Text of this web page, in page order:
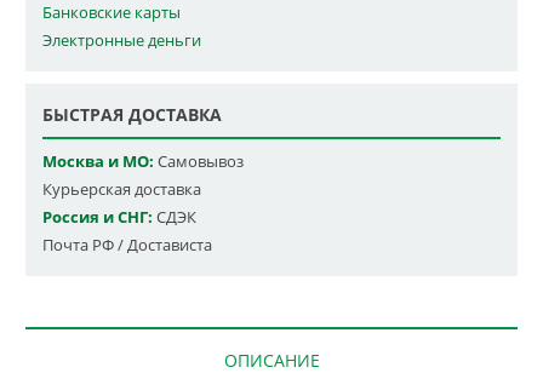
Банковские карты
Электронные деньги
БЫСТРАЯ ДОСТАВКА
Москва и МО: Самовывоз
Курьерская доставка
Россия и СНГ: СДЭК
Почта РФ / Достависта
ОПИСАНИЕ